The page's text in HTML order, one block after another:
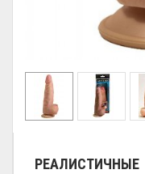
РЕАЛИСТИЧНЫЕ